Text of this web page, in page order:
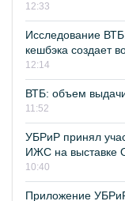
12:33
Исследование
кешбэка создает
12:14
ВТБ: объем
11:52
УБРиР принял
ИЖС на выставке
10:40
Приложение